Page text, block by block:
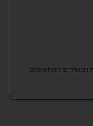
תכשירים המתאימים